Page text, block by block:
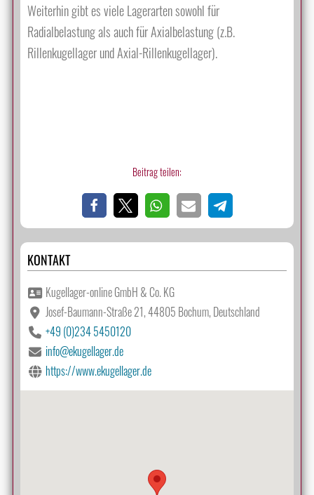
Weiterhin gibt es viele Lagerarten sowohl für
Radialbelastung als auch für Axialbelastung (z.B.
Rillenkugellager und Axial-Rillenkugellager).
Beitrag teilen:
KONTAKT
Kugellager-online GmbH & Co. KG
Josef-Baumann-Straße 21, 44805 Bochum, Deutschland
+49 (0)234 5450120
info@ekugellager.de
https://www.ekugellager.de